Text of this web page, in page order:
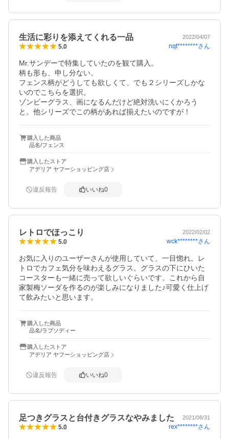
生活に彩りを添えてくれる一品 2022/04/07
5.0 nqt********さん
Mr.サンデーで特集していたのを観て購入。
柄も形も、申し分ない。
フェンス柄がどうしても欲しくて、でも２シリーズしかな
いのでこちらを選択。
ゾンビーグラス、画になるんだけど絶対洗いにくかろう
と。他シリーズでこの柄があれば揃えたいのですが！
購入した商品
品名/フェンス
購入したストア
アデリア ヤフーショッピング店
違反報告 いいね0
レトロでほっこり 2022/02/02
5.0 wck********さん
お気に入りのユーザーさんが使用していて、一目惚れ。レ
トロでカフェ気分を味わえるグラス。グラスの下にひいた
コースターも一緒に売って欲しいぐらいです。これから自
家製梅ソーダを作るのが楽しみになりました♪可愛く仕上げ
て飲みたいと思います。
購入した商品
品名/ラプソディー
購入したストア
アデリア ヤフーショッピング店
違反報告 いいね0
足つきグラスと台付きグラスなやみました 2021/08/31
5.0 rex********さん